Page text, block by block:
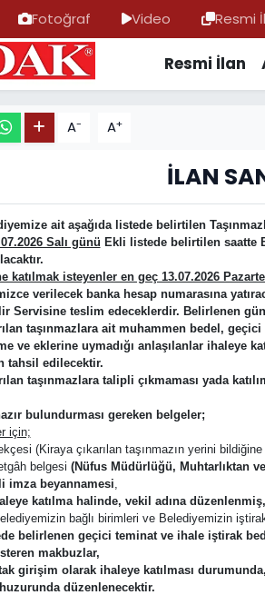
Fotoğraf Video Resmi
Resmi İlan
A- A+
İLAN
ait aşağıda listede belirtilen
Salı günü Ekli listede belirtilen saatte
katılmak isteyenler en geç 13.07.2026
verilecek banka hesap numarasına
Servisine teslim edeceklerdir. Belirlenen
taşınmazlara ait muhammen bedel,
ve eklerine uymadığı anlaşılanlar ihaleye
tahsil edilecektir.
taşınmazlara talipli çıkmaması yada
bulundurması gereken belgeler;
için;
(Kiraya çıkarılan taşınmazın yerini
belgesi (Nüfus Müdürlüğü, Muhtarlıktan
imza beyannamesi
katılma halinde, vekil adına
bağlı birimleri ve Belediyemizin
belirlenen geçici teminat ve ihale iştirak
makbuzlar,
girişim olarak ihaleye katılması
düzenlenecektir.
ve Fikstür